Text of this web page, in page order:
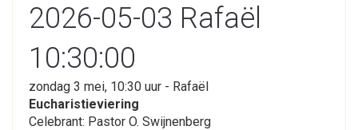
2026-05-03 Rafaël
10:30:00
zondag 3 mei, 10:30 uur - Rafaël
Eucharistieviering
Celebrant: Pastor O. Swijnenberg